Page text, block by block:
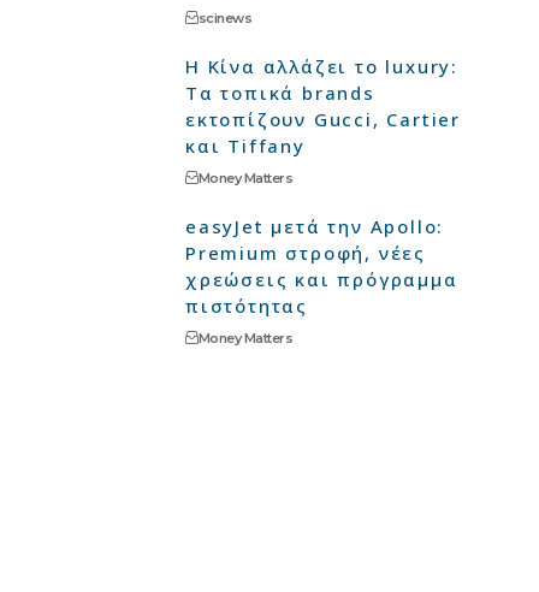
scinews
Η Κίνα αλλάζει το luxury:
Τα τοπικά brands
εκτοπίζουν Gucci, Cartier
και Tiffany
Money Matters
easyJet μετά την Apollo:
Premium στροφή, νέες
χρεώσεις και πρόγραμμα
πιστότητας
Money Matters